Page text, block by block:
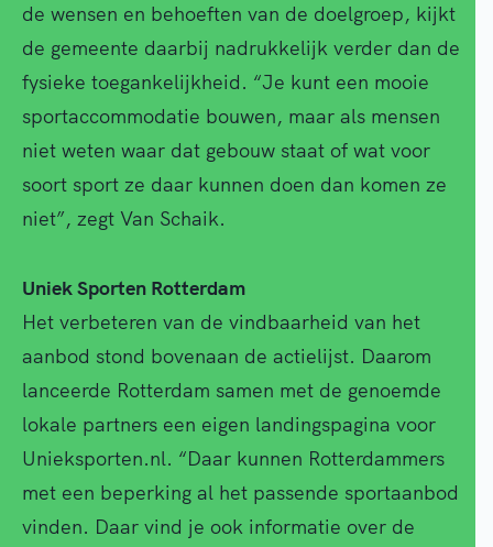
de wensen en behoeften van de doelgroep, kijkt
de gemeente daarbij nadrukkelijk verder dan de
fysieke toegankelijkheid. “Je kunt een mooie
sportaccommodatie bouwen, maar als mensen
niet weten waar dat gebouw staat of wat voor
soort sport ze daar kunnen doen dan komen ze
niet”, zegt Van Schaik.
Uniek Sporten Rotterdam
Het verbeteren van de vindbaarheid van het
aanbod stond bovenaan de actielijst. Daarom
lanceerde Rotterdam samen met de genoemde
lokale partners een eigen landingspagina voor
Unieksporten.nl. “Daar kunnen Rotterdammers
met een beperking al het passende sportaanbod
vinden. Daar vind je ook informatie over de